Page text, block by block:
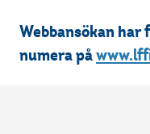
Webbansökan
numera på